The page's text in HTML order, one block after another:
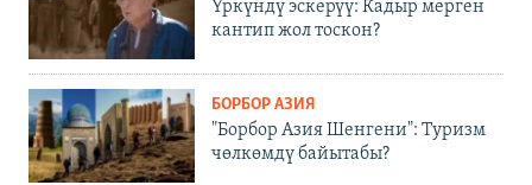
Үркүндү эскерүү: Кадыр мерген
кантип жол тоскон?
БОРБОР АЗИЯ
"Борбор Азия Шенгени": Туризм
чөлкөмдү байытабы?